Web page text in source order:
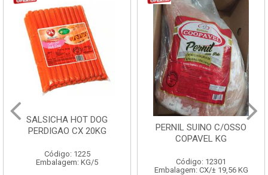
SALSICHA HOT DOG
PERDIGAO CX 20KG
Código: 1225
Embalagem: KG/5
PERNIL SUINO C/OSSO
COPAVEL KG
Código: 12301
Embalagem: CX/± 19,56 KG